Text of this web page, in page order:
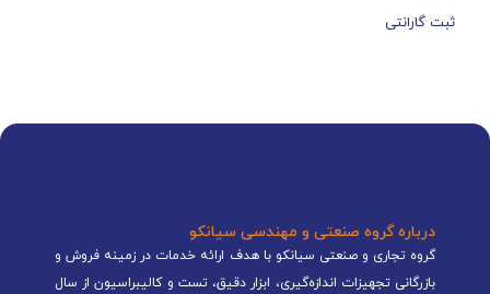
ثبت گارانتی
درباره گروه صنعتی و مهندسی سیانکو
گروه تجاری و صنعتی سیانکو با هدف ارائه خدمات در زمینه فروش و
بازرگانی تجهیزات اندازه‌گیری، ابزار دقیق، تست و کالیبراسیون از سال